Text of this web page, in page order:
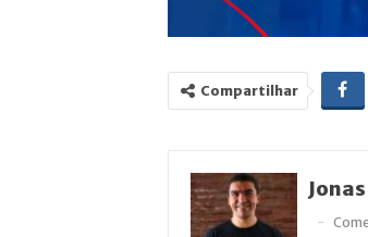
Compartilhar